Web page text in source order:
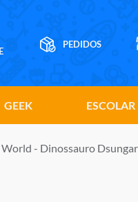
GEEK ESCOLAR
World - Dinossauro